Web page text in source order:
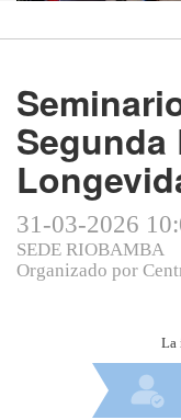
Segunda
31-03-2026
SEDE RIOBAMBA
Organizado por
La